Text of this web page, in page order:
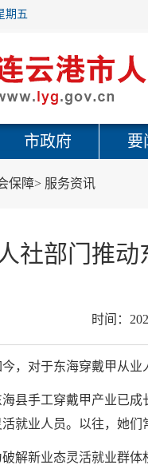
期五
市政府 要
保障> 服务资讯
社部门推动
时间：
今，对于东海穿戴甲从业
海县手工穿戴甲产业已成
就业人员。以往，她们
破解新业态灵活就业群